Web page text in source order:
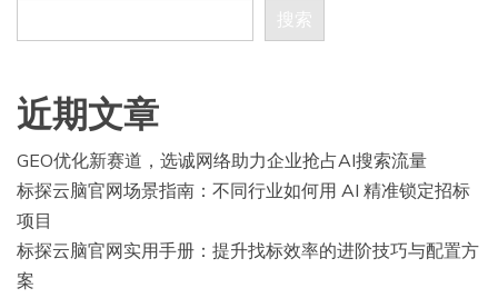
搜索
近期文章
GEO优化新赛道，选诚网络助力企业抢占AI搜索流量
标探云脑官网场景指南：不同行业如何用 AI 精准锁定招标
项目
标探云脑官网实用手册：提升找标效率的进阶技巧与配置方
案